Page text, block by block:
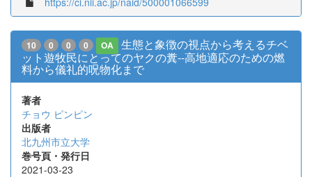
10 0 0 0 OA
生態と象徴の視点から考えるチベ
ット遊牧民にとってのヤクの糞--高地適応のための燃
料から儀礼的呪物化まで
著者
チョウ ピンピン
出版者
北九州市立大学
巻号頁・発行日
2021-03-23